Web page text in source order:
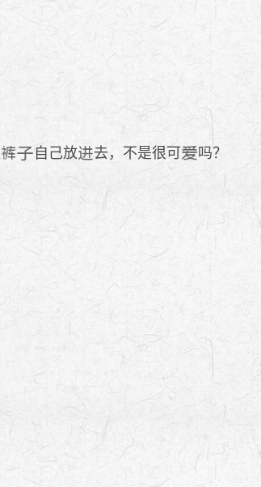
自己放 去，不是很可 吗？